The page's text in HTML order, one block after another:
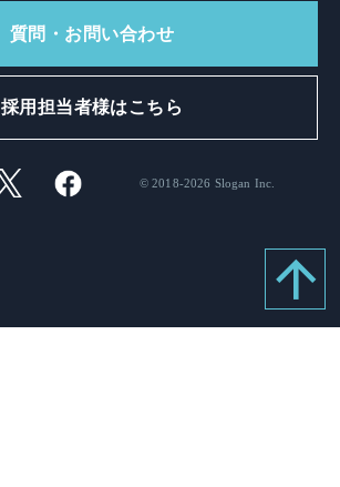
質問・お問い合わせ
採用担当者様はこちら
© 2018-2026 Slogan Inc.